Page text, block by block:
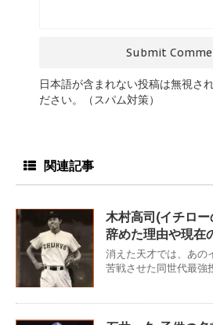
日本語が含まれない投稿は無視さ
ださい。（スパム対策）
関連記事
木村高司(イチロ
辞めた理由や現在
消えた天才では、あの
苦戦させた同世代最強